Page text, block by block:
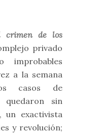
crimen de los
privado
improbables
a la semana
casos de
quedaron sin
un exactivista
y revolución;